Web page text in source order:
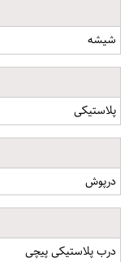
شیشه
پلاستیکی
درپوش
درب پلاستیکی پیچی